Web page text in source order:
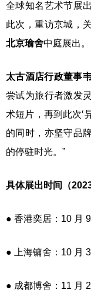
全球知名艺术节展
此次，重访京城，
北京瑜舍中庭展出。
太古酒店行政董事
尝试为旅行者激发
术短片，再到此次‘
的同时，亦坚守品
的停驻时光。”
具体展出时间（
● 香港奕居：10 月
● 上海镛舍：10 月
● 成都博舍：11 月